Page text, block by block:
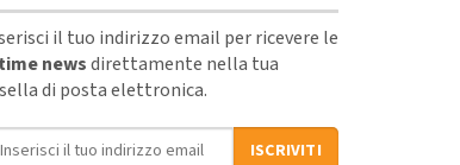
il tuo indirizzo email per ricevere le
newsdirettamente nella tua
di posta elettronica.
email
ISCRIVITI